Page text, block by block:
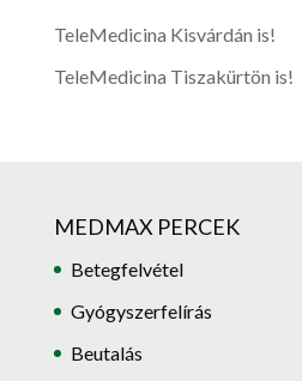
TeleMedicina Kisvárdán is!
TeleMedicina Tiszakürtön is!
MEDMAX PERCEK
Betegfelvétel
Gyógyszerfelírás
Beutalás